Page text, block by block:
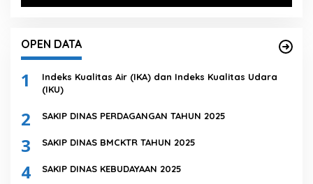
OPEN DATA
1
Indeks Kualitas Air (IKA) dan Indeks Kualitas Udara
(IKU)
2 SAKIP DINAS PERDAGANGAN TAHUN 2025
3 SAKIP DINAS BMCKTR TAHUN 2025
4 SAKIP DINAS KEBUDAYAAN 2025